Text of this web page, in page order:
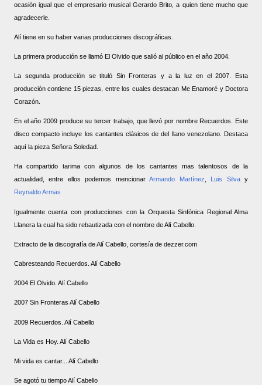
ocasión igual que el empresario musical Gerardo Brito, a quien tiene mucho que
agradecerle.
Alí tiene en su haber varias producciones discográficas.
La primera producción se llamó El Olvido que salió al público en el año 2004.
La segunda producción se tituló Sin Fronteras y a la luz en el 2007. Esta
producción contiene 15 piezas, entre los cuales destacan Me Enamoré y Doctora
Corazón.
En el año 2009 produce su tercer trabajo, que llevó por nombre Recuerdos. Este
disco compacto incluye los cantantes clásicos de del llano venezolano. Destaca
aquí la pieza Señora Soledad.
Ha compartido tarima con algunos de los cantantes mas talentosos de la
actualidad, entre ellos podemos mencionarArmando Martínez, Luis Silvay
Reynaldo Armas
Igualmente cuenta con producciones con la Orquesta Sinfónica Regional Alma
Llanera la cual ha sido rebautizada con el nombre de Alí Cabello.
Extracto de la discografía de Alí Cabello, cortesía de dezzer.com
Cabresteando Recuerdos. Alí Cabello
2004 El Olvido. Alí Cabello
2007 Sin Fronteras Alí Cabello
2009 Recuerdos. Alí Cabello
La Vida es Hoy. Alí Cabello
Mi vida es cantar... Alí Cabello
Se agotó tu tiempo Alí Cabello